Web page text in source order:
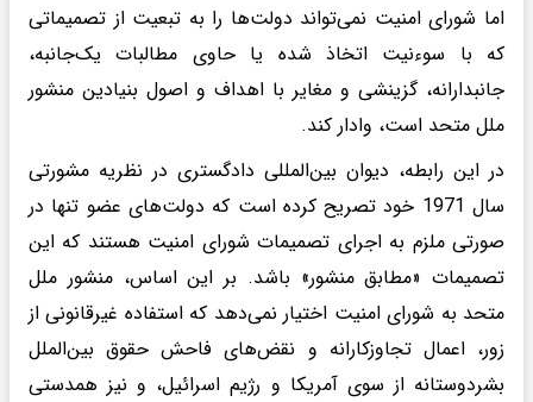
اما شورای امنیت نمی‌تواند دولت‌ها را به تبعیت از تصمیماتی
که با سوءنیت اتخاذ شده یا حاوی مطالبات یک‌جانبه،
جانبدارانه، گزینشی و مغایر با اهداف و اصول بنیادین منشور
ملل متحد است، وادار کند.
در این رابطه، دیوان بین‌المللی دادگستری در نظریه مشورتی
سال 1971 خود تصریح کرده است که دولت‌های عضو تنها در
صورتی ملزم به اجرای تصمیمات شورای امنیت هستند که این
تصمیمات «مطابق منشور» باشد. بر این اساس، منشور ملل
متحد به شورای امنیت اختیار نمی‌دهد که استفاده غیرقانونی از
زور، اعمال تجاوزکارانه و نقض‌های فاحش حقوق بین‌الملل
بشردوستانه از سوی آمریکا و رژیم اسرائیل، و نیز همدستی